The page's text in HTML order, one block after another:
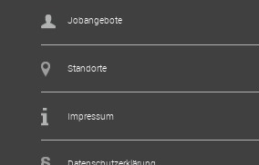
Jobangebote
Standorte
Impressum